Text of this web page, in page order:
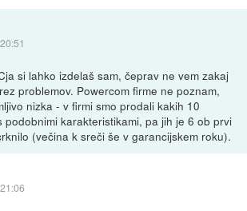
si lahko izdelaš sam, čeprav ne vem zakaj
problemov. Powercom firme ne poznam,
nizka - v firmi smo prodali kakih 10
podobnimi karakteristikami, pa jih je 6 ob prvi
(večina k sreči še v garancijskem roku).